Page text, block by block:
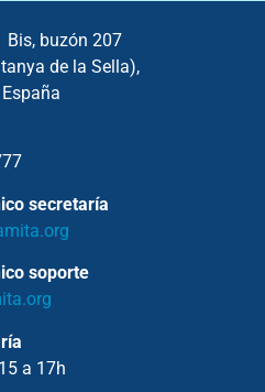
Bis, buzón 207
de la Sella),
secretaría
soporte
a 17h